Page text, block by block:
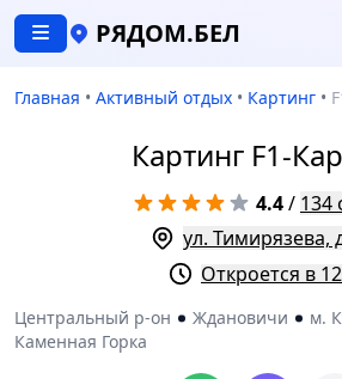
РЯДОМ.БЕЛ
Главная • Активный отдых • Картинг •
Картинг F1-
4.4/ 134
ул. Тимирязева,
Откроется в
Центральный р-он Ждановичи м.
Каменная Горка